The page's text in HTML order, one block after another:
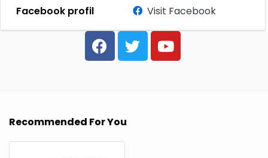
Facebook profil Visit Facebook
Recommended For You